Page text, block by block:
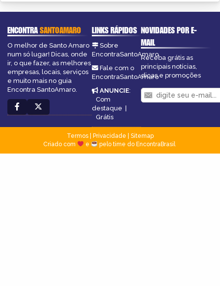
ENCONTRASANTOAMARO
O melhor de Santo Amaro
num só lugar! Dicas, onde
ir, o que fazer, as melhores
empresas, locais, serviços
e muito mais no guia
Encontra SantoAmaro.
LINKS RÁPIDOS
Sobre
EncontraSantoAmaro
Fale com o
EncontraSantoAmaro
ANUNCIE:
Com
destaque
Grátis
NOVIDADES POR E-
MAIL
Receba grátis as
principais notícias,
dicas e promoções
Termos| Privacidade
Sitemap
Criado com
e pelo time do EncontraBrasil